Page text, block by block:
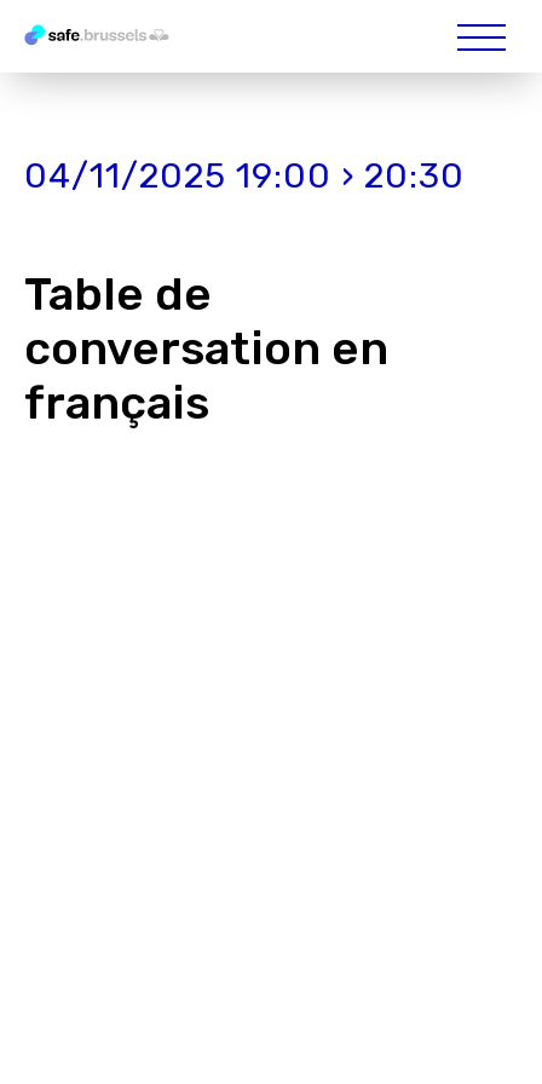
04/11/2025 19:00 › 20:30
Table de
conversation en
français